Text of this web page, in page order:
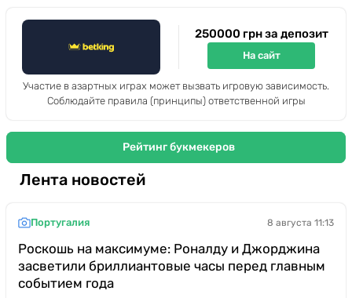
250000 грн за депозит
На сайт
Участие в азартных играх может вызвать игровую зависимость.
Соблюдайте правила (принципы) ответственной игры
Рейтинг букмекеров
Лента новостей
Португалия 8 августа 11:13
Роскошь на максимуме: Роналду и Джорджина
засветили бриллиантовые часы перед главным
событием года